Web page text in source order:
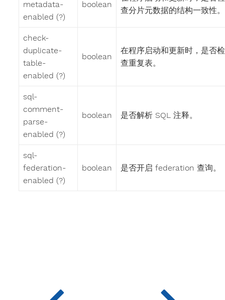
metadata-
enabled (?)
boolean
查分片元数据的结构一致性。
check-
duplicate-
table-
enabled (?)
boolean
在程序启动和更新时，是否检
查重复表。
sql-
comment-
parse-
enabled (?)
boolean 是否解析 SQL 注释。
sql-
federation-
enabled (?)
boolean 是否开启 federation 查询。